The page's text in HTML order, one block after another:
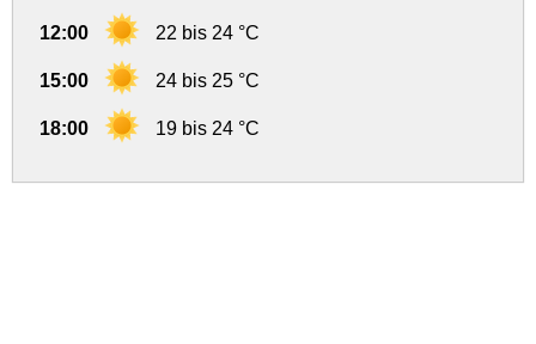
12:00 22 bis 24 °C
15:00 24 bis 25 °C
18:00 19 bis 24 °C